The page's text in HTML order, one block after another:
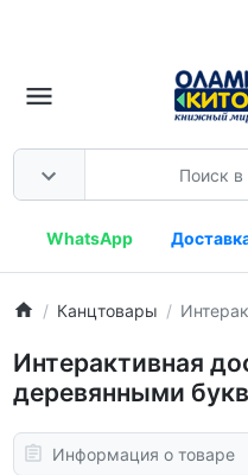
WhatsApp
Канцтовары
Интерактивная
деревянными
Информация о товаре